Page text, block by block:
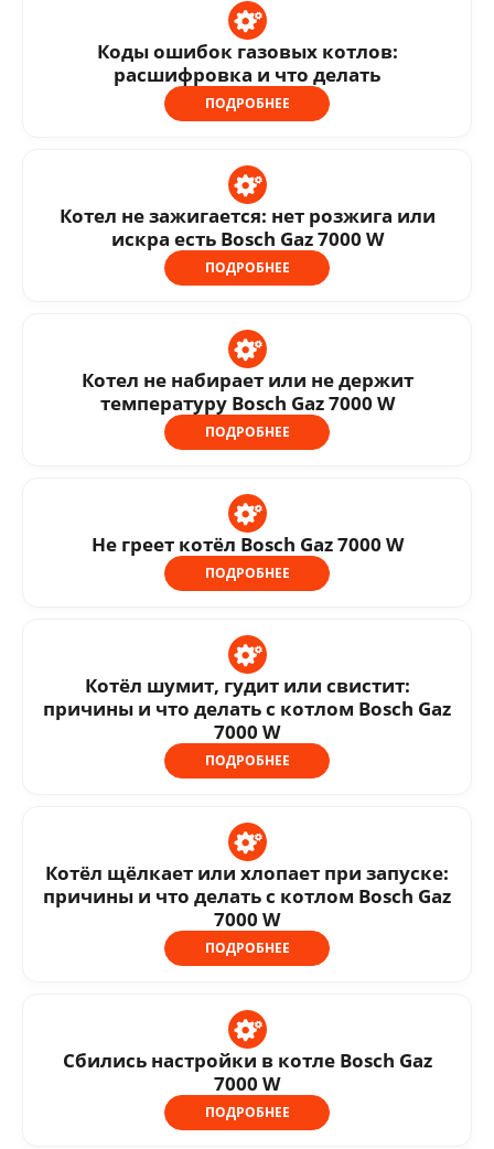
Коды ошибок газовых котлов:
расшифровка и что делать
ПОДРОБНЕЕ
Котел не зажигается: нет розжига или
искра есть Bosch Gaz 7000 W
ПОДРОБНЕЕ
Котел не набирает или не держит
температуру Bosch Gaz 7000 W
ПОДРОБНЕЕ
Не греет котёл Bosch Gaz 7000 W
ПОДРОБНЕЕ
Котёл шумит, гудит или свистит:
причины и что делать с котлом Bosch Gaz
7000 W
ПОДРОБНЕЕ
Котёл щёлкает или хлопает при запуске:
причины и что делать с котлом Bosch Gaz
7000 W
ПОДРОБНЕЕ
Сбились настройки в котле Bosch Gaz
7000 W
ПОДРОБНЕЕ